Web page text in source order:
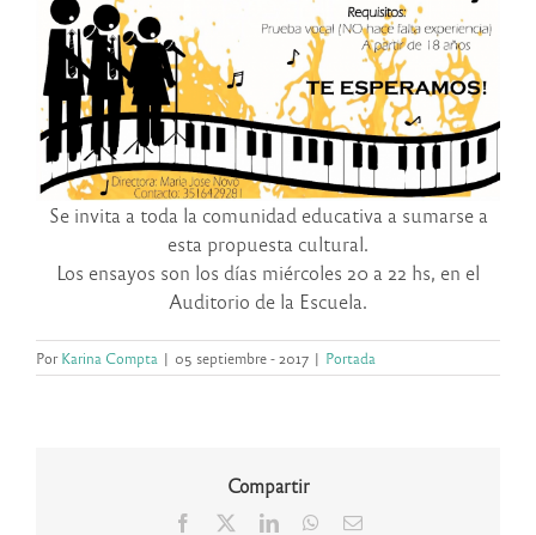
Se invita a toda la comunidad educativa a sumarse a
esta propuesta cultural.
Los ensayos son los días miércoles 20 a 22 hs, en el
Auditorio de la Escuela.
PorKarina Compta | 05 septiembre - 2017 | Portada
Compartir
Facebook LinkedInWhatsApp
Correo